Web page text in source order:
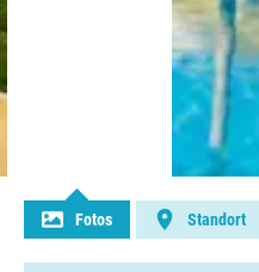
Kontakt aufnehmen
Fotos Standort